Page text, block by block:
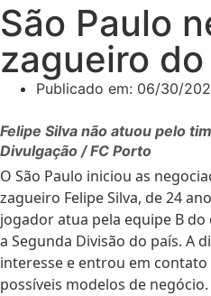
São Paulo
zagueiro
Publicado em: 06/30/
Felipe Silva não atuou pelo
Divulgação / FC Porto
O São Paulo iniciou as
zagueiro Felipe Silva, de 24
jogador atua pela equipe B
a Segunda Divisão do país.
interesse e entrou em
possíveis modelos de negócio.